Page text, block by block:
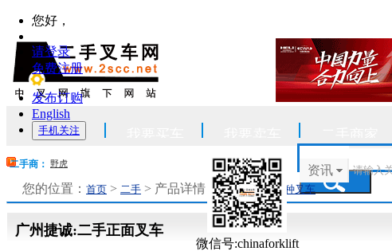
您好，
请登录
免费注册
发布订购
English
手机关注
微信号:chinaforklift
首页
二手商： 野虎 资讯
您的位置： 首页 > 二手 >叉车整机>特种叉车
> 产品详情
广州捷诚:二手正面叉车